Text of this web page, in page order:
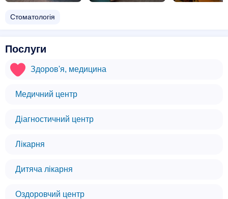
Стоматологія
Послуги
Здоров'я, медицина
Медичний центр
Діагностичний центр
Лікарня
Дитяча лікарня
Оздоровчий центр